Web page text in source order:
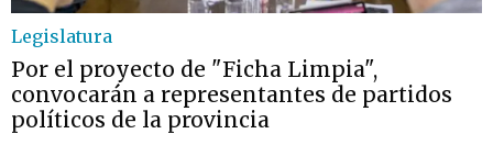
Legislatura
Por el proyecto de "Ficha Limpia",
convocarán a representantes de partidos
políticos de la provincia